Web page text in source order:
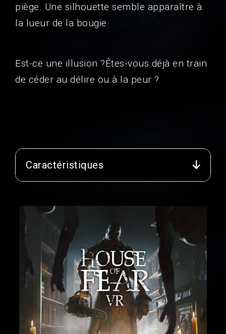
piège. Une silhouette semble apparaître à
la lueur de la bougie.
Est-ce une illusion ?Êtes-vous déjà en train
de céder au délire ou à la peur ?
Caractéristiques